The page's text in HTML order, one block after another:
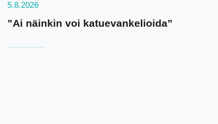
5.8.2026
”Ai näinkin voi katuevankelioida”